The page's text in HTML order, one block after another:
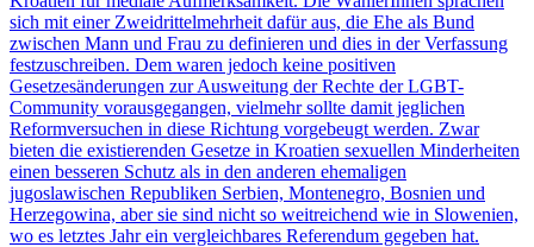
sich mit einer Zweidrittelmehrheit dafür aus, die Ehe als Bund
zwischen Mann und Frau zu definieren und dies in der Verfassung
festzuschreiben. Dem waren jedoch keine positiven
Gesetzesänderungen zur Ausweitung der Rechte der LGBT-
Community vorausgegangen, vielmehr sollte damit jeglichen
Reformversuchen in diese Richtung vorgebeugt werden. Zwar
bieten die existierenden Gesetze in Kroatien sexuellen Minderheiten
einen besseren Schutz als in den anderen ehemaligen
jugoslawischen Republiken Serbien, Montenegro, Bosnien und
Herzegowina, aber sie sind nicht so weitreichend wie in Slowenien,
wo es letztes Jahr ein vergleichbares Referendum gegeben hat.